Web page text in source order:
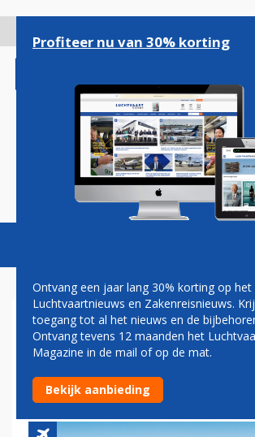
gaan
Magazine Podcasts
VIETNAM AIRLINES:
NOG MET A350 NAAR
DUITSLAND
Profiteer nu van 30% korting
Ontvang een jaar lang 30% korting op het
Luchtvaartnieuws en Zakenreisnieuws.
toegang tot al het nieuws en de
Ontvang tevens 12 maanden het
Magazine in de mail of op de mat.
Bekijk aanbieding